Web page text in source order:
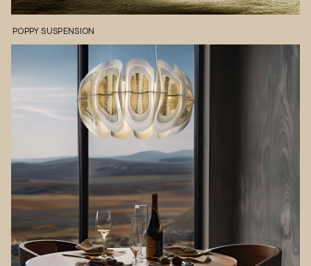
POPPYSUSPENSION